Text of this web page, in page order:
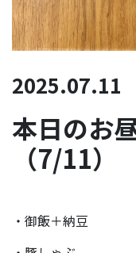
2025.07.11
本日のお
（7/11）
・御飯＋納豆